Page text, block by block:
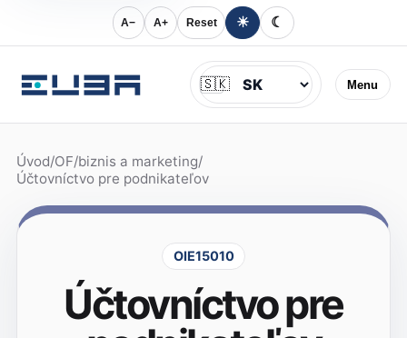
A− A+ Reset ☀ ☾
Menu
Jazyk
🇸🇰
Úvod/OF/biznis a marketing/
Účtovníctvo pre podnikateľov
OIE15010
Účtovníctvo pre